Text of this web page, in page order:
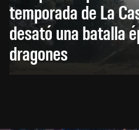
temporada de La
desató una batalla
dragones